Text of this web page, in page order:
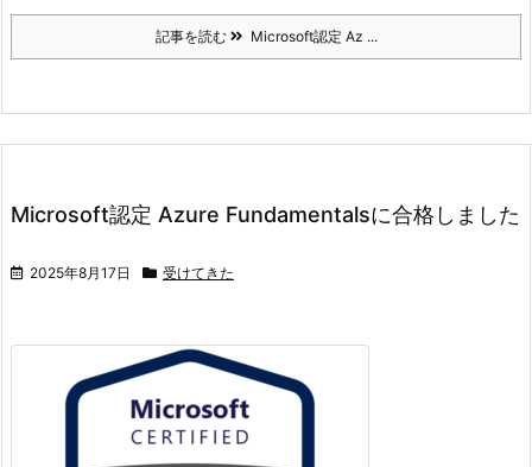
記事を読む Microsoft認定 Az ...
Microsoft認定 Azure Fundamentalsに合格しました
2025年8月17日 受けてきた